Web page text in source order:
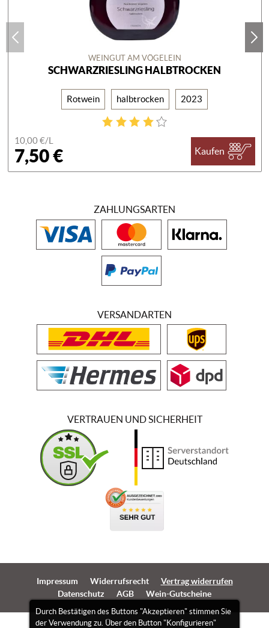
WEINGUT AM VÖGELEIN
SCHWARZRIESLING HALBTROCKEN
Rotwein halbtrocken 2023
10,00 €/L
7,50 € Kaufen
Durch Bestätigen des Buttons "Akzeptieren" stimmen Sie
der Verwendung zu. Über den Button "Konfigurieren"
ZAHLUNGSARTEN
VERSANDARTEN
VERTRAUEN UND SICHERHEIT
Impressum Widerrufsrecht
Vertrag widerrufen
Datenschutz
AGB Wein-Gutscheine